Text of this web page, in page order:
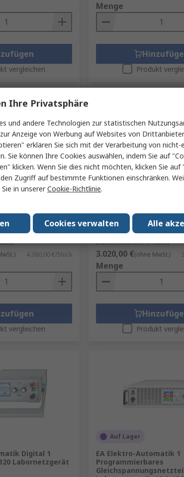
vergleichen
Menge
Produkt
EA-EL 9000 B
9080-170 B
4.380,00 €/Stück
vergleichen
Auf Lager
EA Elektro-Automatik EL
RS Best.-Nr.
138-6137
Herst. Teile-Nr.EA-EL 9500-16
Zwischensumme (1 Stück)
3.020,00 €(ohne MwSt.)
Menge
Produkt
Digital 1
Labornetzgerät
Auf Lager
EA Elektro-Automatik 1
Programmierbares
Ihre Privatsphäre
und andere Technologien zur statistischen
Anzeige von Werbung auf Websites von
erklären Sie sich mit der Verarbeitung von nicht-
Sie können Ihre Cookies auswählen, indem Sie auf
klicken. Wenn Sie dies nicht möchten, klicken Sie auf
Zugriff auf bestimmte Funktionen einschränken.
in unsererCookie-Richtlinie.
Alle
Cookies verwalten